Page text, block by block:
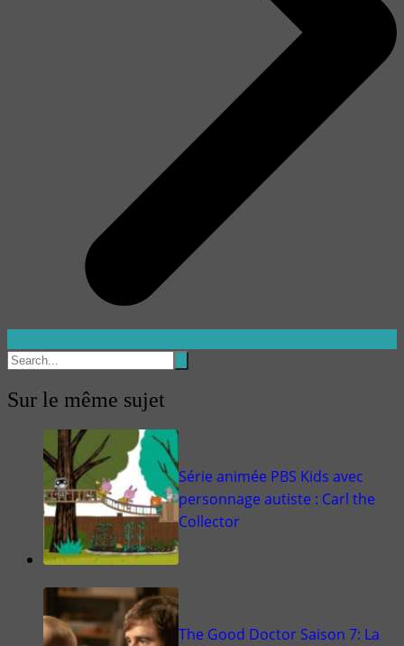
Sur le même sujet
Série animée PBS Kids avec
personnage autiste : Carl the
Collector
The Good Doctor Saison 7: La